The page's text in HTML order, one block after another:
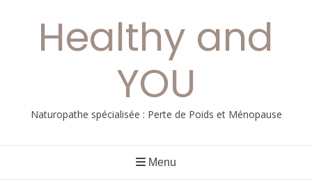
Healthy and
YOU
Naturopathe spécialisée : Perte de Poids et Ménopause
Menu